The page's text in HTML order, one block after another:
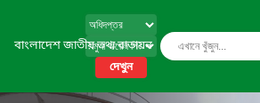
বাংলাদেশ জাতীয় তথ্য বাতায়ন
দেখুন